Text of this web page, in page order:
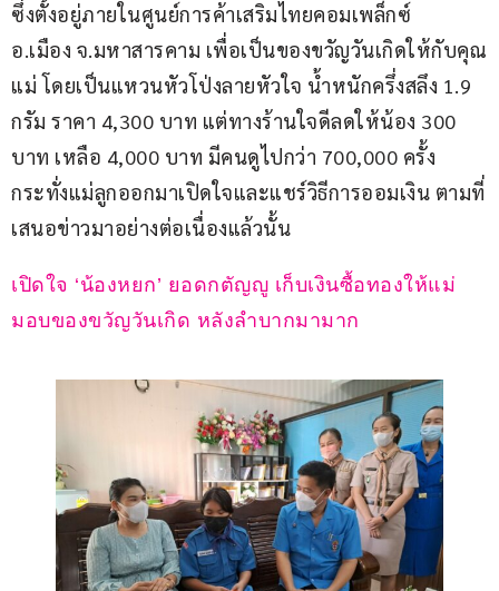
ซึ่งตั้งอยู่ภายในศูนย์การค้าเสริมไทยคอมเพล็กซ์
อ.เมือง จ.มหาสารคาม เพื่อเป็นของขวัญวันเกิดให้กับคุณ
แม่ โดยเป็นแหวนหัวโป่งลายหัวใจ น้ำหนักครึ่งสลึง 1.9
กรัม ราคา 4,300 บาท แต่ทางร้านใจดีลดให้น้อง 300
บาท เหลือ 4,000 บาท มีคนดูไปกว่า 700,000 ครั้ง
กระทั่งแม่ลูกออกมาเปิดใจและแชร์วิธีการออมเงิน ตามที่
เสนอข่าวมาอย่างต่อเนื่องแล้วนั้น
เปิดใจ ‘น้องหยก’ ยอดกตัญญู เก็บเงินซื้อทองให้แม่
มอบของขวัญวันเกิด หลังลำบากมามาก